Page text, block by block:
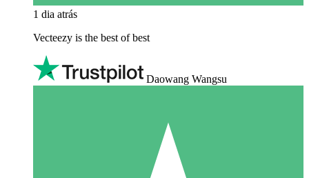
1 dia atrás
Vecteezy is the best of best
Daowang Wangsu